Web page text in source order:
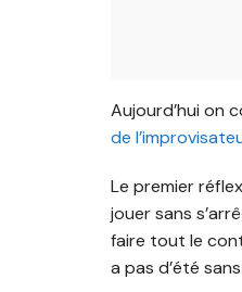
Aujourd’hui on
de
Le premier
jouer sans
faire tout le
a pas d’été